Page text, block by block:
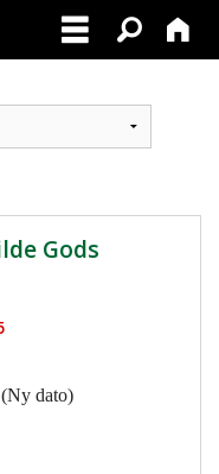
Gods
dato)